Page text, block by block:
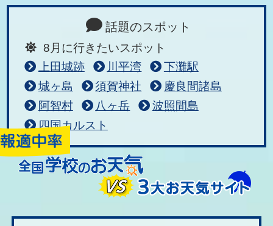
話題のスポット
8月に行きたいスポット
上田城跡
川平湾
下灘駅
城ヶ島
須賀神社
慶良間諸島
阿智村
八ヶ岳
波照間島
四国カルスト